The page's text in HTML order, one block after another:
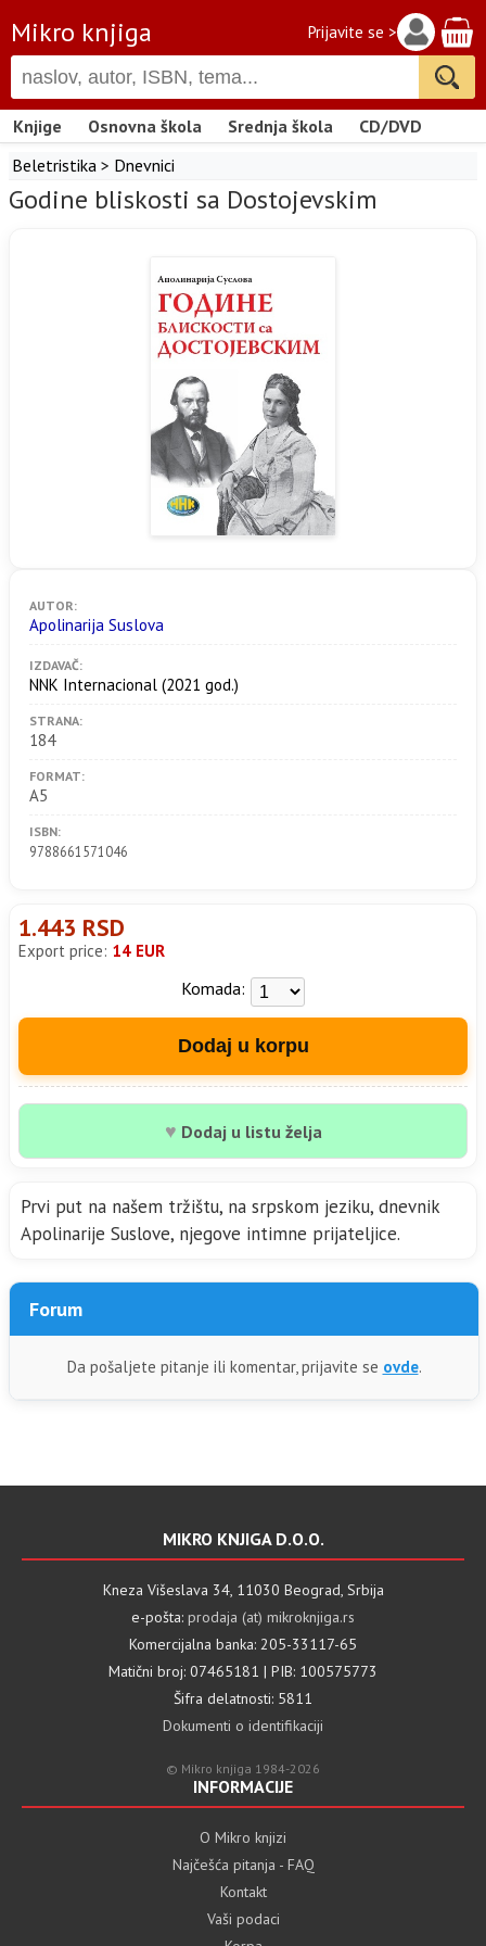
Mikro knjiga Prijavite se >
Knjige Osnovna škola Srednja škola
CD/DVD
Beletristika > Dnevnici
Godine bliskosti sa Dostojevskim
AUTOR:
Apolinarija Suslova
IZDAVAČ:
NNK Internacional (2021 god.)
STRANA:
184
FORMAT:
A5
ISBN:
9788661571046
1.443 RSD
Export price: 14 EUR
Komada:
Dodaj u korpu
♥ Dodaj u listu želja
Prvi put na našem tržištu, na srpskom jeziku, dnevnik
Apolinarije Suslove, njegove intimne prijateljice.
Forum
Da pošaljete pitanje ili komentar, prijavite se ovde.
MIKRO KNJIGA D.O.O.
Kneza Višeslava 34, 11030 Beograd, Srbija
e-pošta: prodaja (at) mikroknjiga.rs
Komercijalna banka: 205-33117-65
Matični broj: 07465181 | PIB: 100575773
Šifra delatnosti: 5811
Dokumenti o identifikaciji
© Mikro knjiga 1984-2026
INFORMACIJE
O Mikro knjizi
Najčešća pitanja - FAQ
Kontakt
Vaši podaci